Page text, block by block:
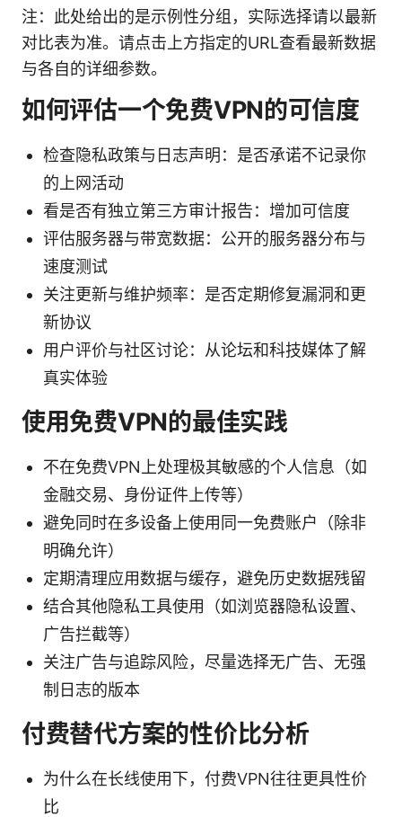
注：此处给出的是示例性分组，实际选择请以最新
对比表为准。请点击上方指定的URL查看最新数据
与各自的详细参数。
如何评估一个免费VPN的可信度
检查隐私政策与日志声明：是否承诺不记录你
的上网活动
看是否有独立第三方审计报告：增加可信度
评估服务器与带宽数据：公开的服务器分布与
速度测试
关注更新与维护频率：是否定期修复漏洞和更
新协议
用户评价与社区讨论：从论坛和科技媒体了解
真实体验
使用免费VPN的最佳实践
不在免费VPN上处理极其敏感的个人信息（如
金融交易、身份证件上传等）
避免同时在多设备上使用同一免费账户（除非
明确允许）
定期清理应用数据与缓存，避免历史数据残留
结合其他隐私工具使用（如浏览器隐私设置、
广告拦截等）
关注广告与追踪风险，尽量选择无广告、无强
制日志的版本
付费替代方案的性价比分析
为什么在长线使用下，付费VPN往往更具性价
比